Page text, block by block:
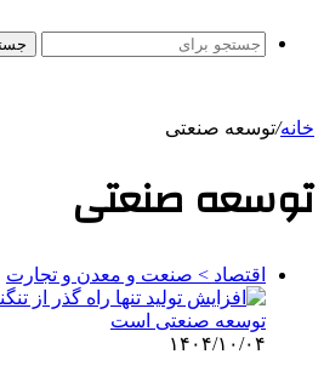
خانه/توسعه صنعتی
توسعه صنعتی
اقتصاد > صنعت و معدن و تجارت
۱۴۰۴/۱۰/۰۴